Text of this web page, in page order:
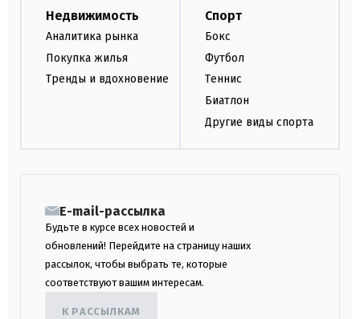
Недвижимость
Аналитика рынка
Покупка жилья
Тренды и вдохновение
Спорт
Бокс
Футбол
Теннис
Биатлон
Другие виды спорта
E-mail-рассылка
Будьте в курсе всех новостей и
обновлений! Перейдите на страницу наших
рассылок, чтобы выбрать те, которые
соответствуют вашим интересам.
К РАССЫЛКАМ